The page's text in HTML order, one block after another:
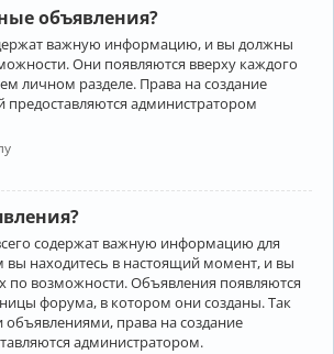
объявления?
важную информацию, и вы должны
Они появляются вверху каждого
личном разделе. Права на создание
администратором
содержат важную информацию для
находитесь в настоящий момент, и вы
по возможности. Объявления появляются
форума, в котором они созданы. Так
права на создание
администратором.